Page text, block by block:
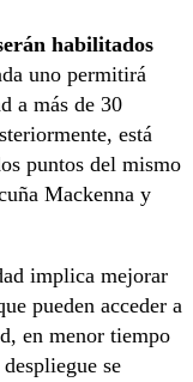
habilitados
uno permitirá
a más de 30
está
puntos del mismo
Mackenna y
implica mejorar
pueden acceder a
en menor tiempo
se